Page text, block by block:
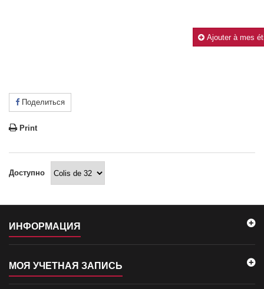
Ajouter à mes
Поделиться
Print
Доступно
ИНФОРМАЦИЯ
МОЯ УЧЕТНАЯ ЗАПИСЬ